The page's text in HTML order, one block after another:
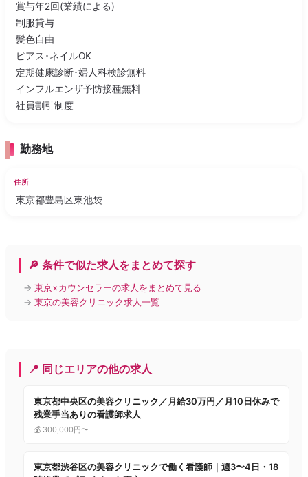
賞与年2回(業績による)
制服貸与
髪色自由
ピアス･ネイルOK
定期健康診断･婦人科検診無料
インフルエンザ予防接種無料
社員割引制度
勤務地
住所
東京都豊島区東池袋
🔎 条件で似た求人をまとめて探す
→東京×カウンセラーの求人をまとめて見る
→東京の美容クリニック求人一覧
📍 同じエリアの他の求人
東京都中央区の美容クリニック／月給30万円／月10日休みで
残業手当ありの看護師求人
💰 300,000円〜
東京都渋谷区の美容クリニックで働く看護師｜週3〜4日・18